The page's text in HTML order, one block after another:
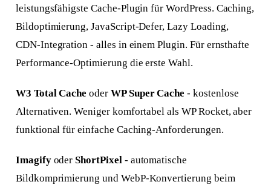
leistungsfähigste Cache-Plugin für WordPress. Caching,
Bildoptimierung, JavaScript-Defer, Lazy Loading,
CDN-Integration - alles in einem Plugin. Für ernsthafte
Performance-Optimierung die erste Wahl.
W3 Total Cache oder WP Super Cache - kostenlose
Alternativen. Weniger komfortabel als WP Rocket, aber
funktional für einfache Caching-Anforderungen.
ImagifyoderShortPixel- automatische
Bildkomprimierung und WebP-Konvertierung beim